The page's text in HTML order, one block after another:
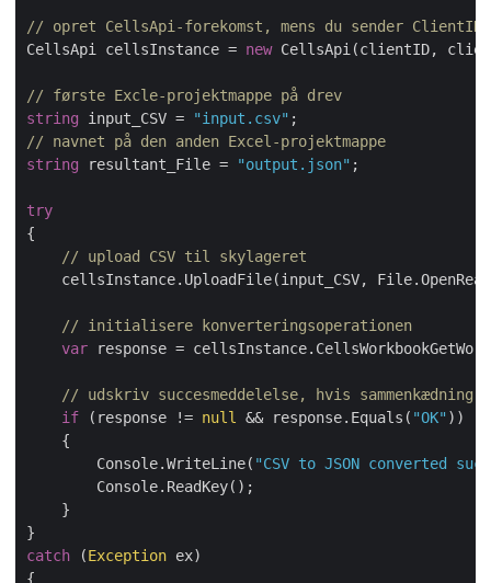
// opret CellsApi-forekomst, mens du sender ClientID
CellsApi cellsInstance = new CellsApi(clientID,
// første Excle-projektmappe på drev
string input_CSV = "input.csv"
// navnet på den anden Excel-projektmappe
string resultant_File = "output.json" ;
try
{
// upload CSV til skylageret
cellsInstance.UploadFile(input_CSV,
// initialisere konverteringsoperationen
var response =
// udskriv succesmeddelelse, hvis
if (response != null && response.Equals( "OK" ))
    {
        Console.WriteLine(
"CSV to JSON converted
        Console.ReadKey();
    }
catch (Exception ex)
{